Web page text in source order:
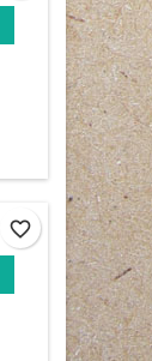
favorite_border